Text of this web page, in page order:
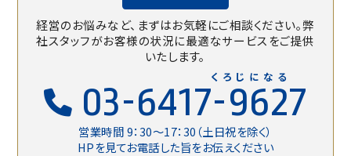
経営のお悩みなど、まずはお気軽にご相談ください。弊
社スタッフがお客様の状況に最適なサービスをご提供
いたします。
03-6417-9627
営業時間 9：30〜17：30（土日祝を除く）
HPを見てお電話した旨をお伝えください
くろじになる